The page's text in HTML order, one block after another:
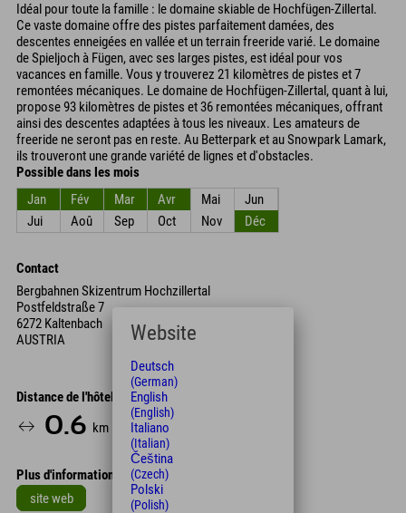
Idéal pour toute la famille : le domaine skiable de Hochfügen-Zillertal.
Ce vaste domaine offre des pistes parfaitement damées, des
descentes enneigées en vallée et un terrain freeride varié. Le domaine
de Spieljoch à Fügen, avec ses larges pistes, est idéal pour vos
vacances en famille. Vous y trouverez 21 kilomètres de pistes et 7
remontées mécaniques. Le domaine de Hochfügen-Zillertal, quant à lui,
propose 93 kilomètres de pistes et 36 remontées mécaniques, offrant
ainsi des descentes adaptées à tous les niveaux. Les amateurs de
freeride ne seront pas en reste. Au Betterpark et au Snowpark Lamark,
ils trouveront une grande variété de lignes et d'obstacles.
Possible dans les mois
Jan
Fév Mar Avr Mai
Jun
Jui
Aoû Sep Oct Nov Déc
Contact
Bergbahnen Skizentrum Hochzillertal
Postfeldstraße 7
6272 Kaltenbach
AUSTRIA
Distance de l'hôtel
0.6 km 2
Plus d'informations
site web
Website
Deutsch
(German)
English
(English)
Italiano
(Italian)
Čeština
(Czech)
Polski
(Polish)